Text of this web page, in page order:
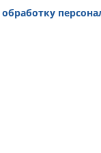
обработку